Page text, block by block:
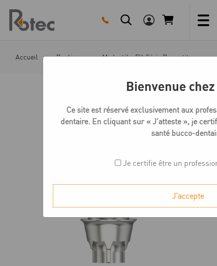
content
Accueil Boutique Medentika EV-Série Bases titane
Bienvenue
Ce site est réservé exclusivement aux
dentaire. En cliquant sur « J’atteste », je
santé bucco-
Je certifie être un
J'accepte